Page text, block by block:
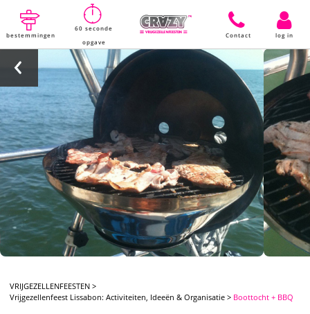
bestemmingen
60 seconde
opgave
Contact log in
VRIJGEZELLENFEESTEN >
Vrijgezellenfeest Lissabon: Activiteiten, Ideeën & Organisatie > Boottocht + BBQ